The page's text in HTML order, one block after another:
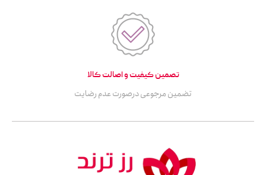
تصمین کیفیت و اصالت کالا
تضمین مرجوعی درصورت عدم رضایت